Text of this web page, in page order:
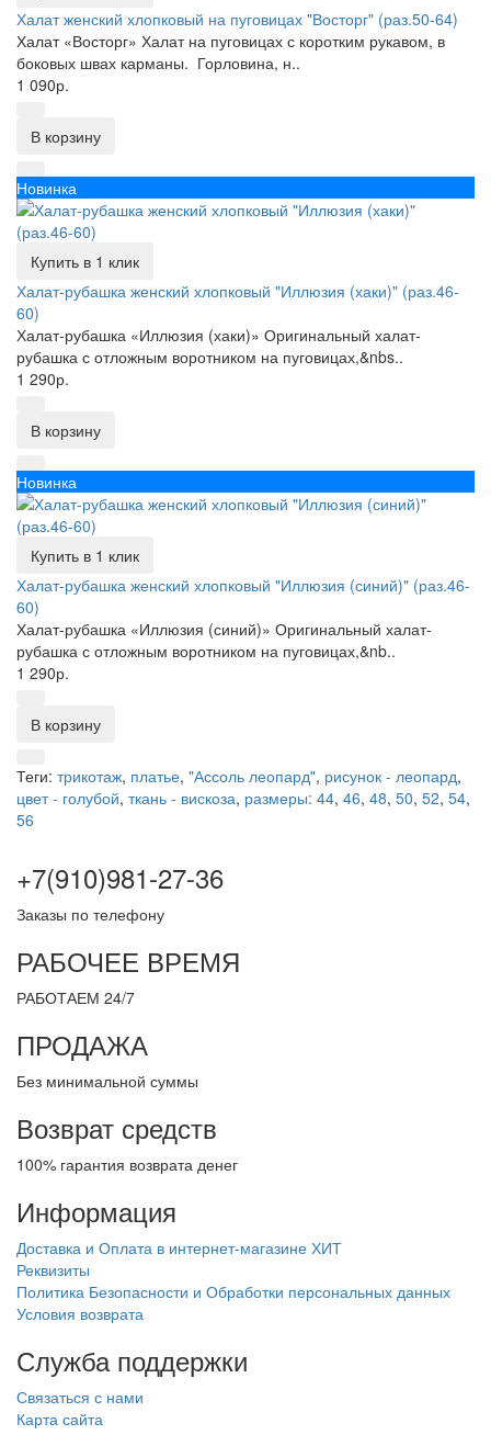
Халат женский хлопковый на пуговицах "Восторг" (раз.50-64)
Халат «Восторг» Халат на пуговицах с коротким рукавом, в
боковых швах карманы. Горловина, н..
1 090р.
В корзину
Новинка
Купить в 1 клик
Халат-рубашка женский хлопковый "Иллюзия (хаки)" (раз.46-
60)
Халат-рубашка «Иллюзия (хаки)» Оригинальный халат-
рубашка с отложным воротником на пуговицах,&nbs..
1 290р.
В корзину
Новинка
Купить в 1 клик
Халат-рубашка женский хлопковый "Иллюзия (синий)" (раз.46-
60)
Халат-рубашка «Иллюзия (синий)» Оригинальный халат-
рубашка с отложным воротником на пуговицах,&nb..
1 290р.
В корзину
Теги: трикотаж, платье, "Ассоль леопард", рисунок - леопард,
цвет - голубой, ткань - вискоза, размеры: 44, 46, 48, 50, 52, 54,
56
+7(910)981-27-36
Заказы по телефону
РАБОЧЕЕ ВРЕМЯ
РАБОТАЕМ 24/7
ПРОДАЖА
Без минимальной суммы
Возврат средств
100% гарантия возврата денег
Информация
Доставка и Оплата в интернет-магазине ХИТ
Реквизиты
Политика Безопасности и Обработки персональных данных
Условия возврата
Служба поддержки
Связаться с нами
Карта сайта